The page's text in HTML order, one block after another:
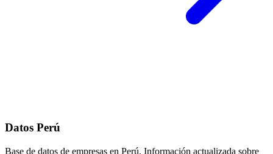
Datos Perú
Base de datos de empresas en Perú. Información actualizada sobre